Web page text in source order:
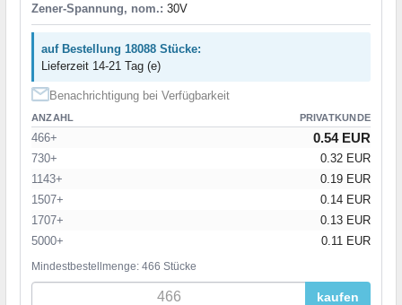
Zener-Spannung, nom.: 30V
auf Bestellung 18088 Stücke:
Lieferzeit 14-21 Tag (e)
Benachrichtigung bei Verfügbarkeit
ANZAHL PRIVATKUNDE
466+ 0.54 EUR
730+
0.32 EUR
1143+
0.19 EUR
1507+
0.14 EUR
1707+
0.13 EUR
5000+
0.11 EUR
Mindestbestellmenge: 466 Stücke
kaufen